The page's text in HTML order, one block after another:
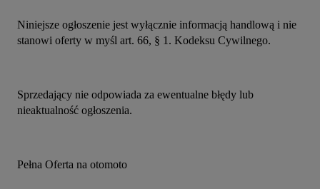
Niniejsze ogłoszenie jest wyłącznie informacją handlową i nie
stanowi oferty w myśl art. 66, § 1. Kodeksu Cywilnego.
Sprzedający nie odpowiada za ewentualne błędy lub
nieaktualność ogłoszenia.
Pełna Oferta na otomoto